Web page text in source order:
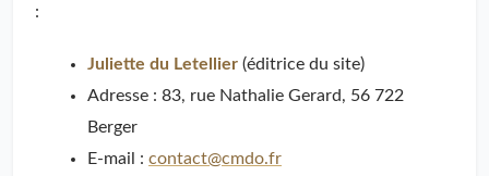
:
Juliette du Letellier (éditrice du site)
Adresse : 83, rue Nathalie Gerard, 56 722
Berger
E-mail : contact@cmdo.fr